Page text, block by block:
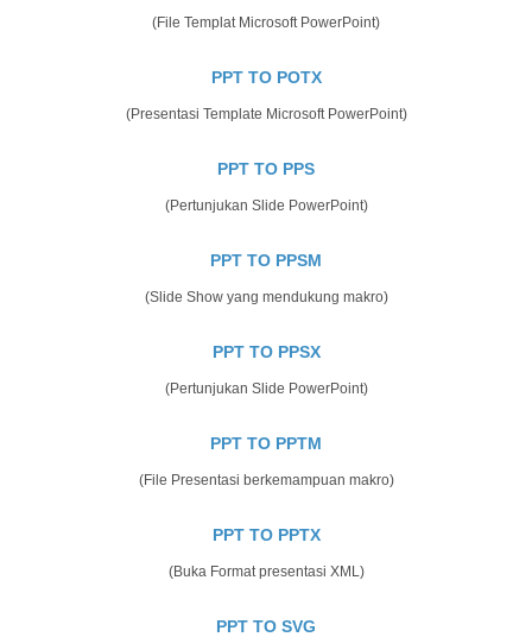
(File Templat Microsoft PowerPoint)
PPT TO POTX
(Presentasi Template Microsoft PowerPoint)
PPT TO PPS
(Pertunjukan Slide PowerPoint)
PPT TO PPSM
(Slide Show yang mendukung makro)
PPT TO PPSX
(Pertunjukan Slide PowerPoint)
PPT TO PPTM
(File Presentasi berkemampuan makro)
PPT TO PPTX
(Buka Format presentasi XML)
PPT TO SVG